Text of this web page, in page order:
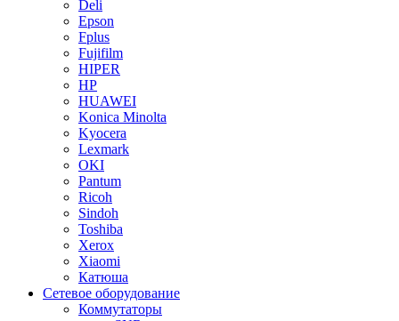
Deli
Epson
Fplus
Fujifilm
HIPER
HP
HUAWEI
Konica Minolta
Kyocera
Lexmark
OKI
Pantum
Ricoh
Sindoh
Toshiba
Xerox
Xiaomi
Катюша
Сетевое оборудование
Коммутаторы